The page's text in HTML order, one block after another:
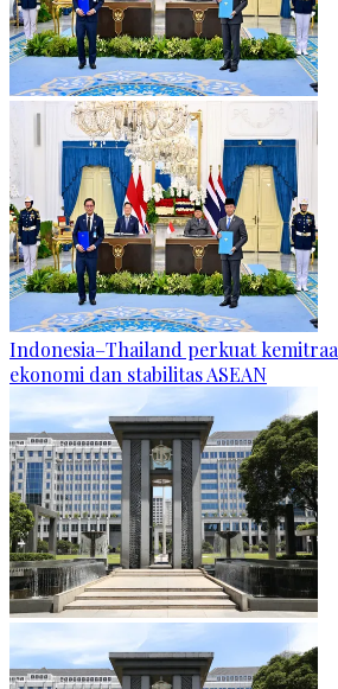
Indonesia–Thailand perkuat
ekonomi dan stabilitas ASEAN